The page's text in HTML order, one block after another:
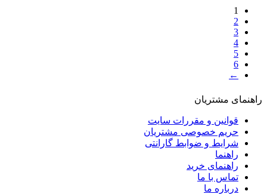
1
2
3
4
5
6
←
راهنمای مشتریان
قوانین و مقررات سایت
حریم خصوصی مشتریان
شرایط و ضوابط گارانتی
راهنما
راهنمای خرید
تماس با ما
درباره ما